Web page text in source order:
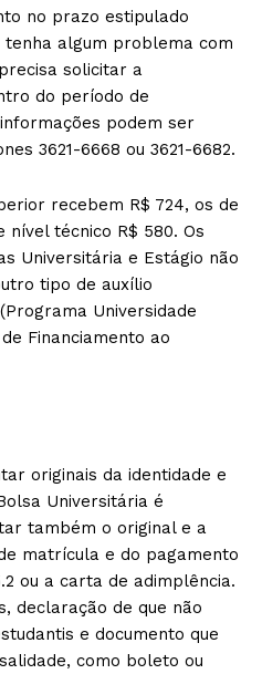
no prazo estipulado
algum problema com
solicitar a
do período de
podem ser
3621-6668 ou 3621-6682.
recebem R$ 724, os de
nível técnico R$ 580. Os
Universitária e Estágio não
tipo de auxílio
Universidade
Financiamento ao
originais da identidade e
Universitária é
também o original e a
matrícula e do pagamento
ou a carta de adimplência.
declaração de que não
e documento que
como boleto ou